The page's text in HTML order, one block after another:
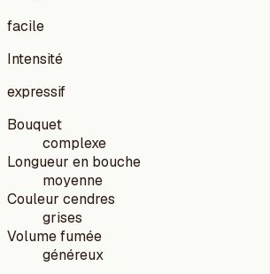
facile
Intensité
expressif
Bouquet
complexe
Longueur en bouche
moyenne
Couleur cendres
grises
Volume fumée
généreux